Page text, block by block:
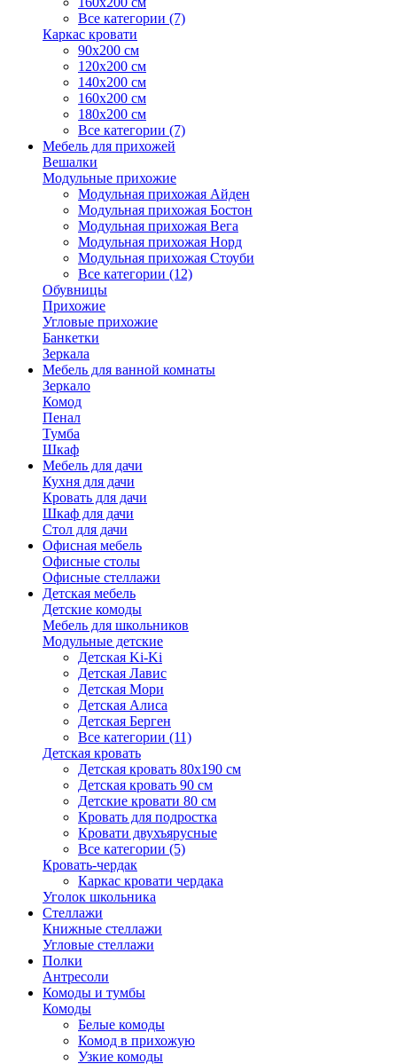
Все категории (7)
Каркас кровати
90х200 см
120х200 см
140х200 см
160х200 см
180х200 см
Все категории (7)
Мебель для прихожей
Вешалки
Модульные прихожие
Модульная прихожая Айден
Модульная прихожая Бостон
Модульная прихожая Вега
Модульная прихожая Норд
Модульная прихожая Стоуби
Все категории (12)
Обувницы
Прихожие
Угловые прихожие
Банкетки
Зеркала
Мебель для ванной комнаты
Зеркало
Комод
Пенал
Тумба
Шкаф
Мебель для дачи
Кухня для дачи
Кровать для дачи
Шкаф для дачи
Стол для дачи
Офисная мебель
Офисные столы
Офисные стеллажи
Детская мебель
Детские комоды
Мебель для школьников
Модульные детские
Детская Ki-Ki
Детская Лавис
Детская Мори
Детская Алиса
Детская Берген
Все категории (11)
Детская кровать
Детская кровать 80х190 см
Детская кровать 90 см
Детские кровати 80 см
Кровать для подростка
Кровати двухъярусные
Все категории (5)
Кровать-чердак
Каркас кровати чердака
Уголок школьника
Стеллажи
Книжные стеллажи
Угловые стеллажи
Полки
Антресоли
Комоды и тумбы
Комоды
Белые комоды
Комод в прихожую
Узкие комоды